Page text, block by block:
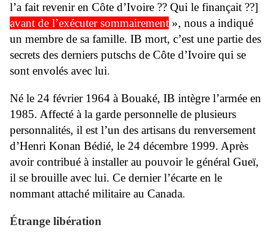
l’a fait revenir en Côte d’Ivoire ?? Qui le finançait ??]
avant de l’exécuter sommairement », nous a indiqué
un membre de sa famille. IB mort, c’est une partie des
secrets des derniers putschs de Côte d’Ivoire qui se
sont envolés avec lui.
Né le 24 février 1964 à Bouaké, IB intègre l’armée en
1985. Affecté à la garde personnelle de plusieurs
personnalités, il est l’un des artisans du renversement
d’Henri Konan Bédié, le 24 décembre 1999. Après
avoir contribué à installer au pouvoir le général Gueï,
il se brouille avec lui. Ce dernier l’écarte en le
nommant attaché militaire au Canada.
Étrange libération